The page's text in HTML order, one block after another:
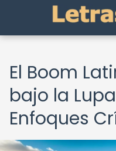
El Boom
bajo la
Enfoques